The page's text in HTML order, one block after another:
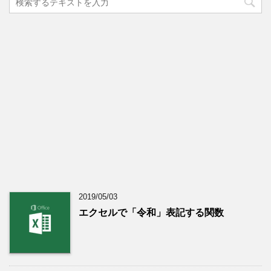
2019/05/03
エクセルで「令和」表記する関数